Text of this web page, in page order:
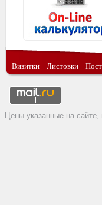
Визитки Листовки
Цены указанные на